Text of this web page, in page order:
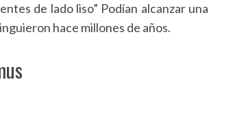
de lado liso” Podían alcanzar una
hace millones de años.